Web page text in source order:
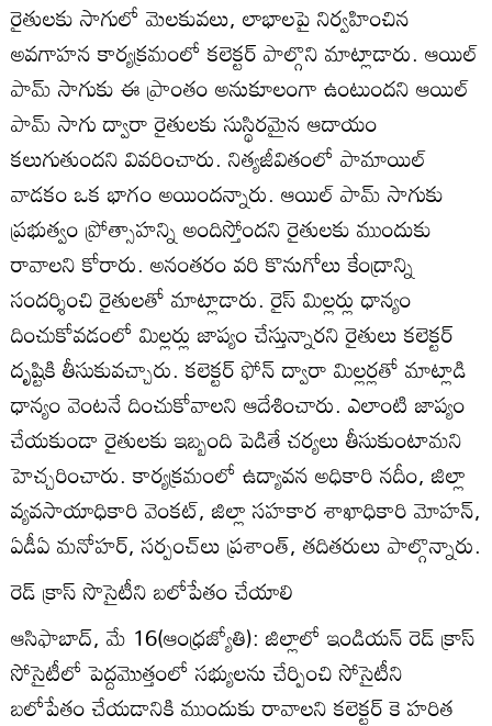
రైతులకు సాగులో మెలకువలు, లాభాలపై నిర్వహించిన
అవగాహన కార్యక్రమంలో కలెక్టర్‌ పాల్గొని మాట్లాడారు. ఆయిల్‌
పామ్‌ సాగుకు ఈ ప్రాంతం అనుకూలంగా ఉంటుందని ఆయిల్‌
పామ్‌ సాగు ద్వారా రైతులకు సుస్థిరమైన ఆదాయం
కలుగుతుందని వివరించారు. నిత్యజీవితంలో పామాయిల్‌
వాడకం ఒక భాగం అయిందన్నారు. ఆయిల్‌ పామ్‌ సాగుకు
ప్రభుత్వం ప్రోత్సాహన్ని అందిస్తోందని రైతులకు ముందుకు
రావాలని కోరారు. అనంతరం వరి కొనుగోలు కేంద్రాన్ని
సందర్శించి రైతులతో మాట్లాడారు. రైస్‌ మిల్లర్లు ధాన్యం
దించుకోవడంలో మిల్లర్లు జాప్యం చేస్తున్నారని రైతులు కలెక్టర్‌
దృష్టికి తీసుకువచ్చారు. కలెక్టర్‌ ఫోన్‌ ద్వారా మిల్లర్లతో మాట్లాడి
ధాన్యం వెంటనే దించుకోవాలని ఆదేశించారు. ఎలాంటి జాప్యం
చేయకుండా రైతులకు ఇబ్బంది పెడితే చర్యలు తీసుకుంటామని
హెచ్చరించారు. కార్యక్రమంలో ఉద్యావన అధికారి నదీం, జిల్లా
వ్యవసాయాధికారి వెంకట్‌, జిల్లా సహకార శాఖాధికారి మోహన్‌,
ఏడీఏ మనోహర్‌, సర్పంచ్‌లు ప్రశాంత్‌, తదితరులు పాల్గొన్నారు.
రెడ్‌ క్రాస్‌ సొసైటీని బలోపేతం చేయాలి
ఆసిఫాబాద్‌, మే 16(ఆంధ్రజ్యోతి): జిల్లాలో ఇండియన్‌ రెడ్‌ క్రాస్‌
సోసైటీలో పెద్దమొత్తంలో సభ్యులను చేర్పించి సోసైటీని
బలోపేతం చేయడానికి ముందుకు రావాలని కలెక్టర్‌ కె హరిత